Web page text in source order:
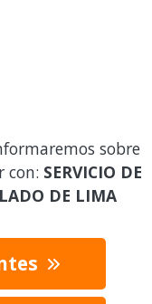
sobre
con: SERVICIO DE
DE LIMA